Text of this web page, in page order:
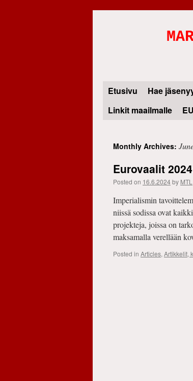
Skip
to
Etusivu Hae
Linkit maailmalle
EU
Monthly Archives:
Eurovaalit
Posted on 16.6.2024by MTL
Imperialismin
niissä sodissa ovat
projekteja, joissa on
maksamalla verellään
Posted in Articles, Artikkelit,